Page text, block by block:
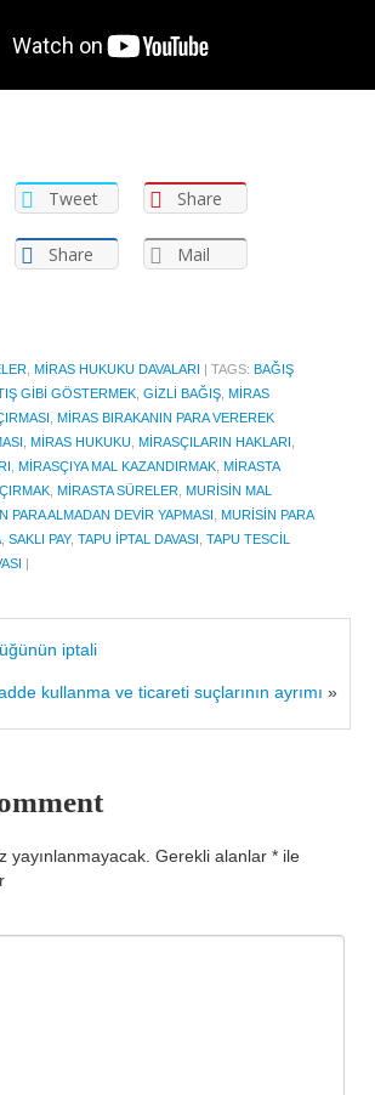
Tweet Share
Share Mail
MIRAS HUKUKU DAVALARI | TAGS: BAĞIŞ
GIBI GÖSTERMEK GIZLI BAĞIŞ MIRAS
MIRAS BIRAKANIN PARA VEREREK
MIRAS HUKUKU MIRASÇILARIN HAKLARI
MIRASÇIYA MAL KAZANDIRMAK MIRASTA
MIRASTA SÜRELER MURISIN MAL
PARA ALMADAN DEVIR YAPMASI MURISIN PARA
SAKLI PAY, TAPU IPTAL DAVASI TAPU TESCIL
|
iptali
kullanma ve ticareti suçlarının ayrımı »
yayınlanmayacak. Gerekli alanlar * ile